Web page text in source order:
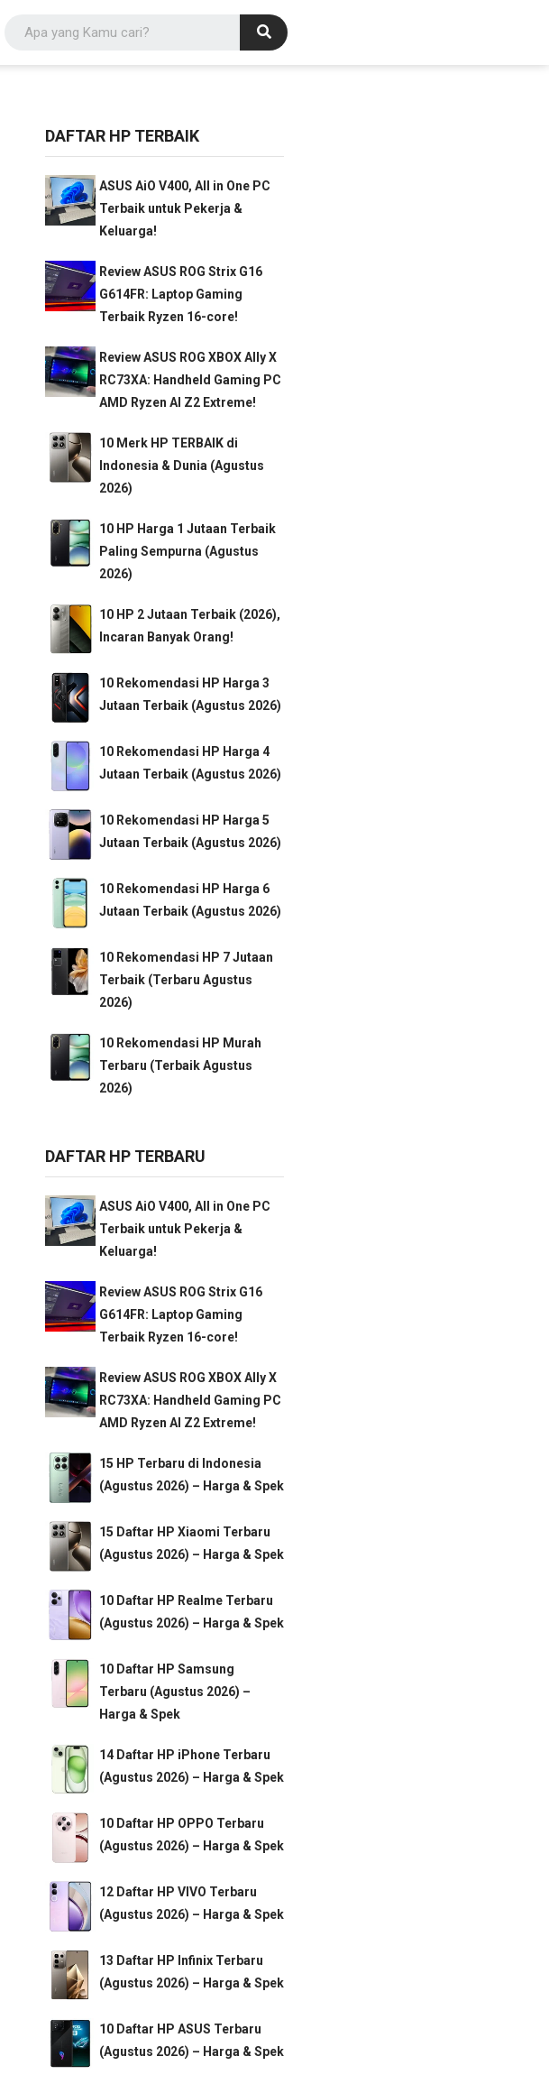
DAFTAR HP TERBAIK
ASUS AiO V400, All in One PC
Terbaik untuk Pekerja &
Keluarga!
Review ASUS ROG Strix G16
G614FR: Laptop Gaming
Terbaik Ryzen 16-core!
Review ASUS ROG XBOX Ally X
RC73XA: Handheld Gaming PC
AMD Ryzen AI Z2 Extreme!
10 Merk HP TERBAIK di
Indonesia & Dunia (Agustus
2026)
10 HP Harga 1 Jutaan Terbaik
Paling Sempurna (Agustus
2026)
10 HP 2 Jutaan Terbaik (2026),
Incaran Banyak Orang!
10 Rekomendasi HP Harga 3
Jutaan Terbaik (Agustus 2026)
10 Rekomendasi HP Harga 4
Jutaan Terbaik (Agustus 2026)
10 Rekomendasi HP Harga 5
Jutaan Terbaik (Agustus 2026)
10 Rekomendasi HP Harga 6
Jutaan Terbaik (Agustus 2026)
10 Rekomendasi HP 7 Jutaan
Terbaik (Terbaru Agustus
2026)
10 Rekomendasi HP Murah
Terbaru (Terbaik Agustus
2026)
DAFTAR HP TERBARU
ASUS AiO V400, All in One PC
Terbaik untuk Pekerja &
Keluarga!
Review ASUS ROG Strix G16
G614FR: Laptop Gaming
Terbaik Ryzen 16-core!
Review ASUS ROG XBOX Ally X
RC73XA: Handheld Gaming PC
AMD Ryzen AI Z2 Extreme!
15 HP Terbaru di Indonesia
(Agustus 2026) – Harga & Spek
15 Daftar HP Xiaomi Terbaru
(Agustus 2026) – Harga & Spek
10 Daftar HP Realme Terbaru
(Agustus 2026) – Harga & Spek
10 Daftar HP Samsung
Terbaru (Agustus 2026) –
Harga & Spek
14 Daftar HP iPhone Terbaru
(Agustus 2026) – Harga & Spek
10 Daftar HP OPPO Terbaru
(Agustus 2026) – Harga & Spek
12 Daftar HP VIVO Terbaru
(Agustus 2026) – Harga & Spek
13 Daftar HP Infinix Terbaru
(Agustus 2026) – Harga & Spek
10 Daftar HP ASUS Terbaru
(Agustus 2026) – Harga & Spek